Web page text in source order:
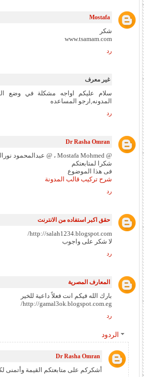
Mostafa
شكر
www.tsamam.com
رد
غير معرف
سلام عليكم اواجه مشكلة في وضع
المدونه,ارجو المساعده
رد
Dr Rasha Omran
@ Mostafa Mohmed ، @ عبدالمحمود نورالدائم
شكرا لمتابعتكم
فى هذا الموضوع
شرح تركيب قالب المدونة
رد
حقق اكبر استفاده من الانترنت
http://salah1234.blogspot.com/
لا شكر على واجوب
رد
المعارف المصرية
بارك الله فيكم انت فعلاً داعية للخير
http://gamal3ok.blogspot.com.eg/
رد
الردود
Dr Rasha Omran
أشكركم على متابعتكم القيمة وأتمنى